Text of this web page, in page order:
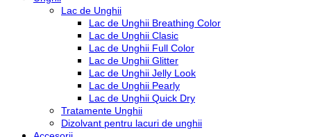
Lac de Unghii
Lac de Unghii Breathing Color
Lac de Unghii Clasic
Lac de Unghii Full Color
Lac de Unghii Glitter
Lac de Unghii Jelly Look
Lac de Unghii Pearly
Lac de Unghii Quick Dry
Tratamente Unghii
Dizolvant pentru lacuri de unghii